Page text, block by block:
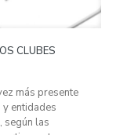
CLUBES
más presente
entidades
según las